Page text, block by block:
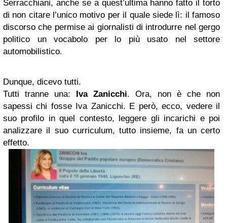
Serracchiani, anche se a quest’ultima hanno fatto il torto
di non citare l’unico motivo per il quale siede lì: il famoso
discorso che permise ai giornalisti di introdurre nel gergo
politico un vocabolo per lo più usato nel settore
automobilistico.
Dunque, dicevo tutti.
Tutti tranne una:
Iva Zanicchi. Ora, non è che non
sapessi chi fosse Iva Zanicchi. E però, ecco, vedere il
suo profilo in quel contesto, leggere gli incarichi e poi
analizzare il suo curriculum, tutto insieme, fa un certo
effetto.